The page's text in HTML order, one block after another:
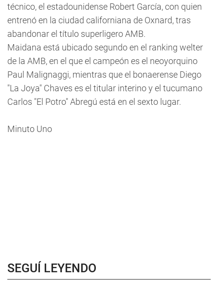
técnico, el estadounidense Robert García, con quien
entrenó en la ciudad californiana de Oxnard, tras
abandonar el título superligero AMB.
Maidana está ubicado segundo en el ranking welter
de la AMB, en el que el campeón es el neoyorquino
Paul Malignaggi, mientras que el bonaerense Diego
"La Joya" Chaves es el titular interino y el tucumano
Carlos "El Potro" Abregú está en el sexto lugar.
Minuto Uno
SEGUÍ LEYENDO